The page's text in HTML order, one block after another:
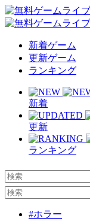
新着ゲーム
更新ゲーム
ランキング
新着
更新
ランキング
#ホラー